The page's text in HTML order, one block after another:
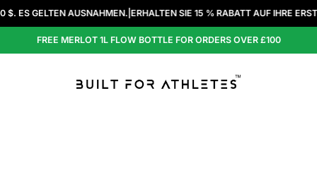
| ERHALTEN SIE 15 % RABATT AUF IHRE ERSTE BESTELLUNG ÜBER DIE
FREE MERLOT 1L FLOW BOTTLE FOR ORDERS OVER £100